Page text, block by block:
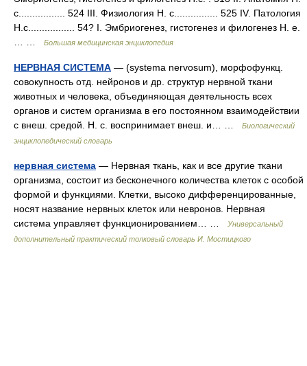
с................. 524 III. Физиология Н. с................ 525 IV. Патология
Н.с................. 54? I. Эмбриогенез, гистогенез и филогенез Н. е.
Большая медицинская энциклопедия
НЕРВНАЯ СИСТЕМА — (systema nervosum), морфофункц.
совокупность отд. нейронов и др. структур нервной ткани
животных и человека, объединяющая деятельность всех
органов и систем организма в его постоянном взаимодействии
с внеш. средой. Н. с. воспринимает внеш. и… …
Биологический
энциклопедический словарь
нервная система — Нервная ткань, как и все другие ткани
организма, состоит из бесконечного количества клеток с особой
формой и функциями. Клетки, высоко дифференцированные,
носят название нервных клеток или невронов. Нервная
система управляет функционированием… …
Универсальный
дополнительный практический толковый словарь И. Мостицкого